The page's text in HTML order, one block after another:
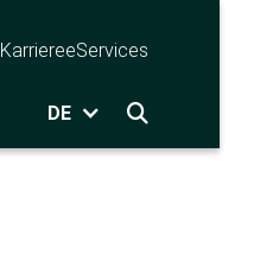
KarriereeServices
DE 